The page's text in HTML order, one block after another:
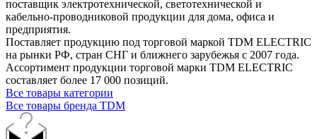
поставщик электротехнической, светотехнической и
кабельно-проводниковой продукции для дома, офиса и
предприятия.
Поставляет продукцию под торговой маркой TDM ELECTRIC
на рынки РФ, стран СНГ и ближнего зарубежья с 2007 года.
Ассортимент продукции торговой марки TDM ЕLECTRIC
составляет более 17 000 позиций.
Все товары категории
Все товары бренда TDM